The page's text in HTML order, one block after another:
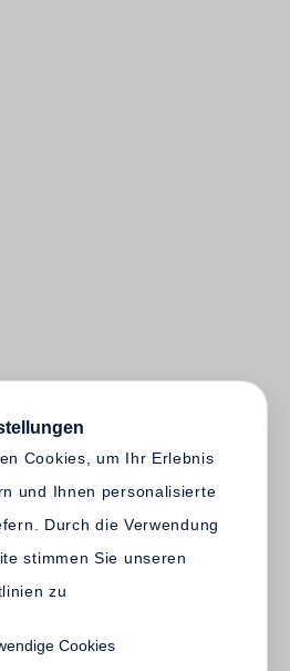
Cookies, um Ihr Erlebnis
und Ihnen personalisierte
Durch die Verwendung
stimmen Sie unseren
zu
Cookies